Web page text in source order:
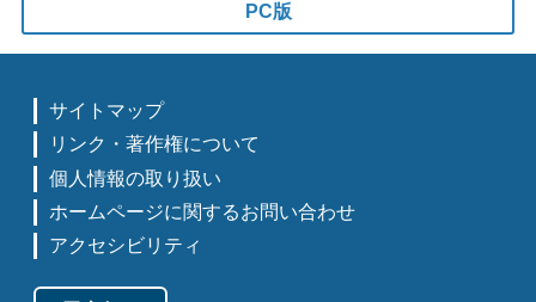
PC版
サイトマップ
リンク・著作権について
個人情報の取り扱い
ホームページに関するお問い合わせ
アクセシビリティ